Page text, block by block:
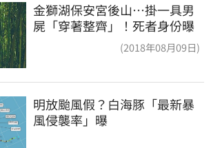
金獅湖保安宮後山…掛一具男
屍「穿著整齊」！死者身份曝
(2018年08月09日)
明放颱風假？白海豚「最新暴
風侵襲率」曝